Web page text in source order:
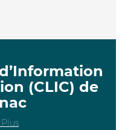
(CLIC) de